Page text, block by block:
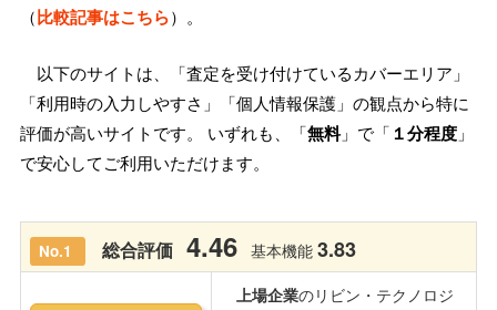
（比較記事はこちら）。
以下のサイトは、「査定を受け付けているカバーエリア」
「利用時の入力しやすさ」「個人情報保護」の観点から特に
評価が高いサイトです。 いずれも、「無料」で「 １分程度 」
で安心してご利用いただけます。